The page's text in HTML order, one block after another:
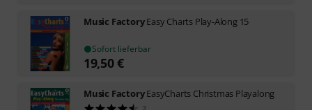
Music FactoryEasy Charts Play-Along 15
Sofort lieferbar
19,50€
Music FactoryEasyCharts Christmas Playalong